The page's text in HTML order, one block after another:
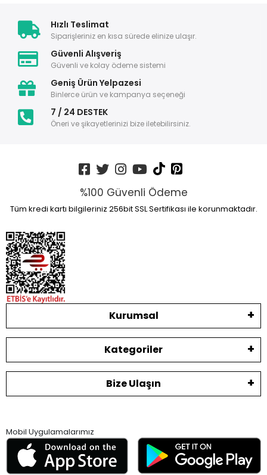
Hızlı Teslimat
Siparişleriniz en kısa sürede elinize ulaşır.
Güvenli Alışveriş
Güvenli ve kolay ödeme sistemi
Geniş Ürün Yelpazesi
Binlerce ürün ve kampanya seçeneği
7 / 24 DESTEK
Öneri ve şikayetlerinizi bize iletebilirsiniz.
%100 Güvenli Ödeme
Tüm kredi kartı bilgileriniz 256bit SSL Sertifikası ile korunmaktadır.
Kurumsal
Kategoriler
Bize Ulaşın
Mobil Uygulamalarımız